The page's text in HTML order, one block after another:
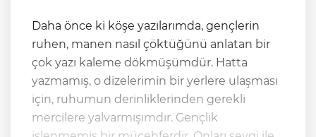
Daha önce ki köşe yazılarımda, gençlerin
ruhen, manen nasıl çöktüğünü anlatan bir
çok yazı kaleme dökmüşümdür. Hatta
yazmamış, o dizelerimin bir yerlere ulaşması
için, ruhumun derinliklerinden gerekli
mercilere yalvarmışımdır. Gençlik